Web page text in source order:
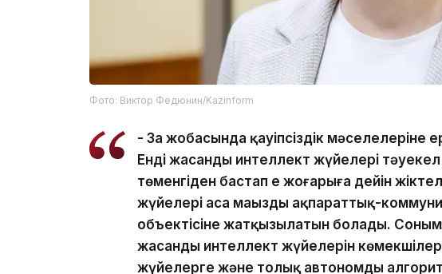
Фото: Виктор Федюнин/Kazinform
- Заң жобасында қауіпсіздік
Енді жасанды интеллект жүйелері тәуекел
төменгіден бастап ең жоғарыға дейін
жүйелері аса маңызды ақпараттық-
объектісіне жатқызылатын болады.
жасанды интеллект жүйелерін
жүйелерге және толық автономды